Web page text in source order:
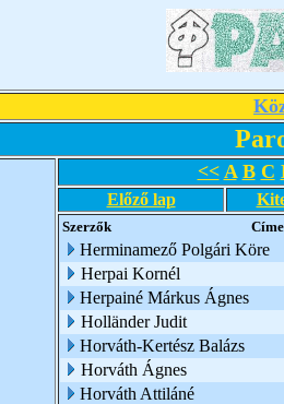
<< A B C
Előző lap
Szerzők
Herminamező Polgári Köre
Herpai Kornél
Herpainé Márkus Ágnes
Holländer Judit
Horváth-Kertész Balázs
Horváth Ágnes
Horváth Attiláné